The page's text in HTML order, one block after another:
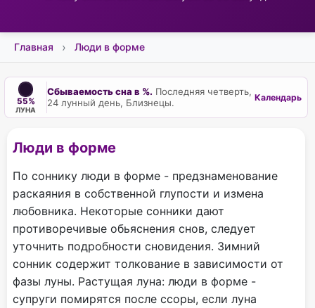
Главная Люди в форме
55%
ЛУНА
Сбываемость сна в %. Последняя четверть,
24 лунный день, Близнецы.
Календарь
Люди в форме
По соннику люди в форме - предзнаменование
раскаяния в собственной глупости и измена
любовника. Некоторые сонники дают
противоречивые обьяснения снов, следует
уточнить подробности сновидения. Зимний
сонник содержит толкование в зависимости от
фазы луны. Растущая луна: люди в форме -
супруги помирятся после ссоры, если луна